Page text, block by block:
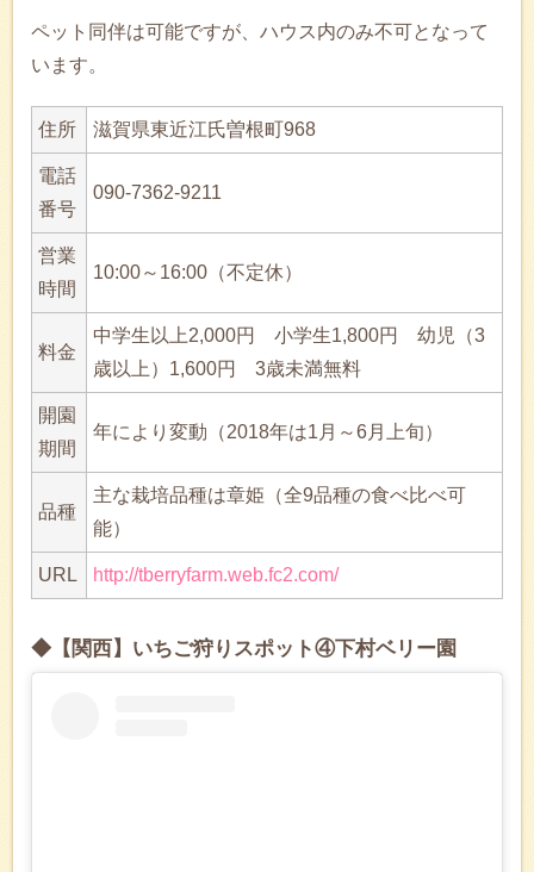
ペット同伴は可能ですが、ハウス内のみ不可となって
います。
住所 滋賀県東近江氏曽根町968
電話
番号
090-7362-9211
営業
時間
10:00～16:00（不定休）
料金
中学生以上2,000円 小学生1,800円 幼児（3
歳以上）1,600円 3歳未満無料
開園
期間
年により変動（2018年は1月～6月上旬）
品種
主な栽培品種は章姫（全9品種の食べ比べ可
能）
URL http://tberryfarm.web.fc2.com/
◆【関西】いちご狩りスポット④下村ベリー園